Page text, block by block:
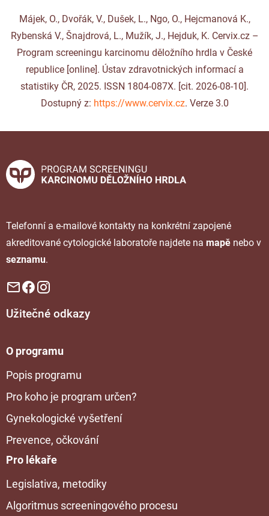
Májek, O., Dvořák, V., Dušek, L., Ngo, O., Hejcmanová K.,
Rybenská V., Šnajdrová, L., Mužík, J., Hejduk, K. Cervix.cz –
Program screeningu karcinomu děložního hrdla v České
republice [online]. Ústav zdravotnických informací a
statistiky ČR, 2025. ISSN 1804-087X. [cit. 2026-08-10].
Dostupný z: https://www.cervix.cz. Verze 3.0
Telefonní a e-mailové kontakty na konkrétní zapojené
akreditované cytologické laboratoře najdete na mapě nebo v
seznamu.
Užitečné odkazy
O programu
Popis programu
Pro koho je program určen?
Gynekologické vyšetření
Prevence, očkování
Pro lékaře
Legislativa, metodiky
Algoritmus screeningového procesu